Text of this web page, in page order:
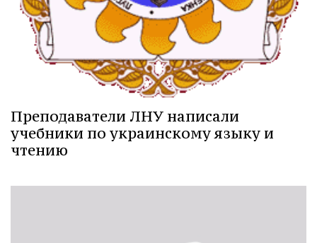
Преподаватели ЛНУ написали
учебники по украинскому языку и
чтению